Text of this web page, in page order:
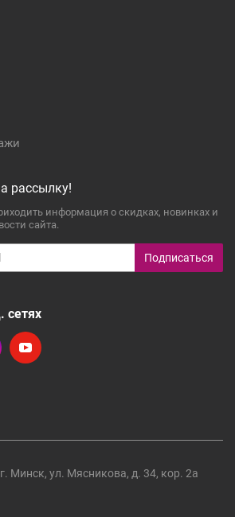
рассылку!
информация о скидках, новинках и
сайта.
Подписаться
сетях
Минск, ул. Мясникова, д. 34, кор. 2а